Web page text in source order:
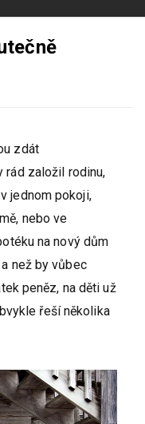
zdát
rád založil rodinu,
jednom pokoji,
nebo ve
na nový dům
než by vůbec
peněz, na děti už
řeší několika